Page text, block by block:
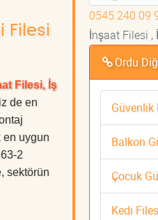
Filesi
Filesi, İş
de en
en uygun
2
sektörün
0545 240 09
İnşaat Filesi ,
Ordu
Güvenlik
Balkon
Çocuk
Kedi